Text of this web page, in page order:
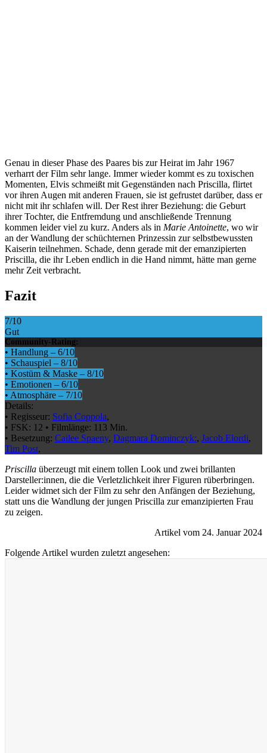
Genau in dieser Phase des Paares bis zur Heirat im Jahr 1967
verharrt der Film sehr lange. Immer wieder kommt es zu toxischen
Momenten, Elvis schmeißt mit Gegenständen nach Priscilla, flirtet
vor ihren Augen mit anderen Frauen, sie ist gefrustet darüber, dass er
nicht mit ihr schlafen will. Der Rest ihrer Beziehung: die Geburt
ihrer Tochter, die Entfremdung und anschließende Trennung
kommen leider viel zu kurz. Anders als in Marie Antoinette, wo wir
an der Wandlung der schüchternen Prinzessin zur selbstbewussten
Kaiserin teilnehmen. Schade, denn gerade mit der emanzipierten
Priscilla, die ihr Leben endlich in die Hand nimmt, hätte man gerne
mehr Zeit verbracht.
Fazit
7/10
Gut
Community-Rating:
• Handlung – 6/10
• Schauspiel – 8/10
• Kostüm & Maske – 8/10
• Emotionen – 6/10
• Atmosphäre – 7/10
Details:
• Regisseur: Sofia Coppola,
• FSK: 12 • Filmlänge: 113 Min.
• Besetzung: Cailee Spaeny, Dagmara Dominczyk:, Jacob Elordi,
Tim Post,
Priscilla überzeugt mit einem tollen Look und zwei brillanten
Darsteller:innen, die die Verletzlichkeit ihrer Figuren rüberbringen.
Leider widmet sich der Film zu sehr den Anfängen der Beziehung,
statt uns die Wandlung der jungen Priscilla zur emanzipierten Frau
zu zeigen.
Artikel vom 24. Januar 2024
Folgende Artikel wurden zuletzt angesehen: